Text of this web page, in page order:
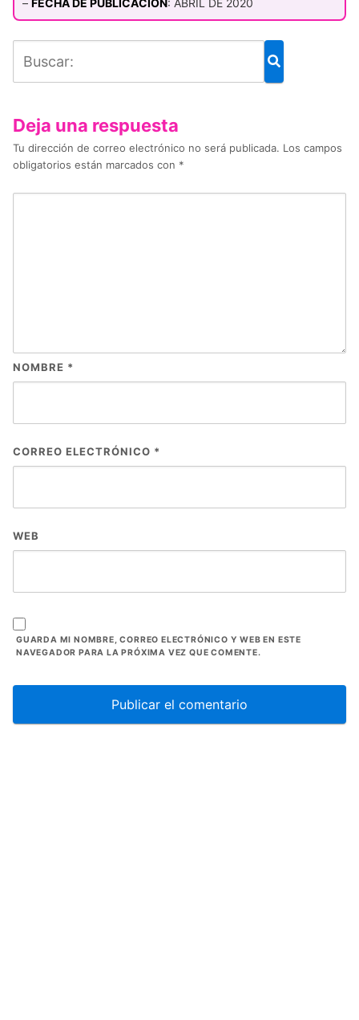
Deja una respuesta
Tu dirección de correo electrónico no será publicada. Los campos
obligatorios están marcados con *
NOMBRE *
CORREO ELECTRÓNICO *
WEB
GUARDA MI NOMBRE, CORREO ELECTRÓNICO Y WEB EN ESTE
NAVEGADOR PARA LA PRÓXIMA VEZ QUE COMENTE.